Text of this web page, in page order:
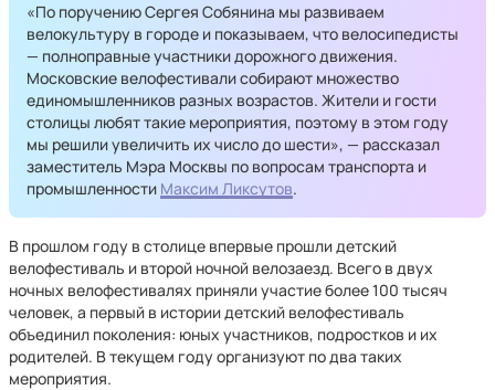
«По поручению Сергея Собянина мы развиваем
велокультуру в городе и показываем, что велосипедисты
— полноправные участники дорожного движения.
Московские велофестивали собирают множество
единомышленников разных возрастов. Жители и гости
столицы любят такие мероприятия, поэтому в этом году
мы решили увеличить их число до шести», — рассказал
заместитель Мэра Москвы по вопросам транспорта и
промышленности Максим Ликсутов.
В прошлом году в столице впервые прошли детский
велофестиваль и второй ночной велозаезд. Всего в двух
ночных велофестивалях приняли участие более 100 тысяч
человек, а первый в истории детский велофестиваль
объединил поколения: юных участников, подростков и их
родителей. В текущем году организуют по два таких
мероприятия.